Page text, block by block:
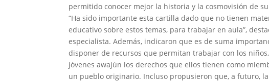
permitido conocer mejor la historia y la cosmovisión de
“Ha sido importante esta cartilla dado que no tienen
educativo sobre estos temas, para trabajar en aula”,
especialista. Además, indicaron que es de suma
disponer de recursos que permitan trabajar con los
jóvenes awajún los derechos que ellos tienen como
un pueblo originario. Incluso propusieron que, a futuro,